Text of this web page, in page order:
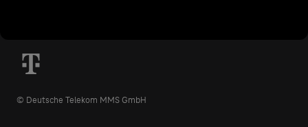
© Deutsche Telekom MMS GmbH